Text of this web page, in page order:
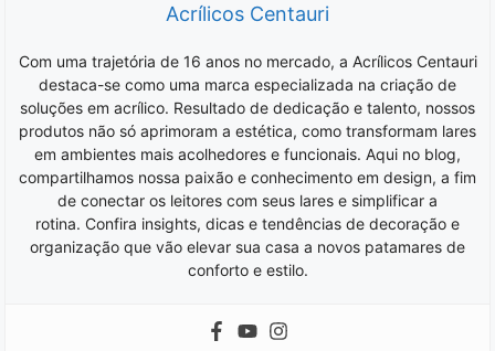
Acrílicos Centauri
Com uma trajetória de 16 anos no mercado, a Acrílicos Centauri
destaca-se como uma marca especializada na criação de
soluções em acrílico. Resultado de dedicação e talento, nossos
produtos não só aprimoram a estética, como transformam lares
em ambientes mais acolhedores e funcionais. Aqui no blog,
compartilhamos nossa paixão e conhecimento em design, a fim
de conectar os leitores com seus lares e simplificar a
rotina. Confira insights, dicas e tendências de decoração e
organização que vão elevar sua casa a novos patamares de
conforto e estilo.